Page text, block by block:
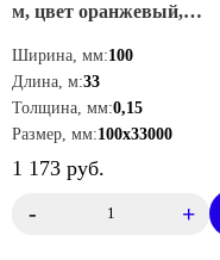
м, цвет оранжевый,
Ширина, мм:100
Длина, м:33
Толщина, мм:0,15
Размер, мм:100х33000
1 173 руб.
- +